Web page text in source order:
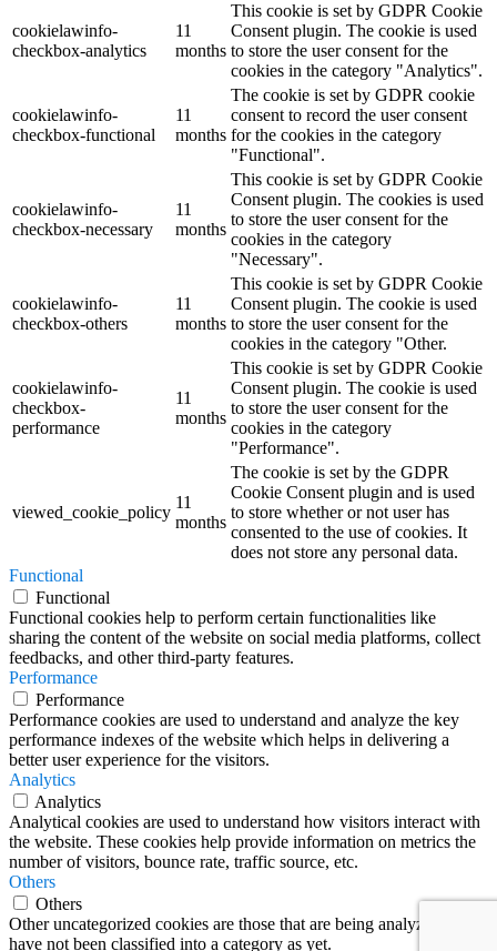
cookielawinfo-
checkbox-analytics
11
months
This cookie is set by GDPR Cookie
Consent plugin. The cookie is used
to store the user consent for the
cookies in the category "Analytics".
cookielawinfo-
checkbox-functional
11
months
The cookie is set by GDPR cookie
consent to record the user consent
for the cookies in the category
"Functional".
cookielawinfo-
checkbox-necessary
11
months
This cookie is set by GDPR Cookie
Consent plugin. The cookies is used
to store the user consent for the
cookies in the category
"Necessary".
cookielawinfo-
checkbox-others
11
months
This cookie is set by GDPR Cookie
Consent plugin. The cookie is used
to store the user consent for the
cookies in the category "Other.
cookielawinfo-
checkbox-
performance
11
months
This cookie is set by GDPR Cookie
Consent plugin. The cookie is used
to store the user consent for the
cookies in the category
"Performance".
viewed_cookie_policy
11
months
The cookie is set by the GDPR
Cookie Consent plugin and is used
to store whether or not user has
consented to the use of cookies. It
does not store any personal data.
Functional
Functional
Functional cookies help to perform certain functionalities like
sharing the content of the website on social media platforms, collect
feedbacks, and other third-party features.
Performance
Performance
Performance cookies are used to understand and analyze the key
performance indexes of the website which helps in delivering a
better user experience for the visitors.
Analytics
Analytics
Analytical cookies are used to understand how visitors interact with
the website. These cookies help provide information on metrics the
number of visitors, bounce rate, traffic source, etc.
Others
Others
Other uncategorized cookies are those that are being analyzed and
have not been classified into a category as yet.